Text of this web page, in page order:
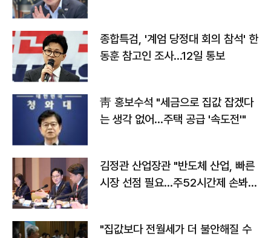
종합특검, '계엄 당정대 회의 참석' 한
동훈 참고인 조사...12일 통보
靑 홍보수석 "세금으로 집값 잡겠다
는 생각 없어…주택 공급 '속도전'"
김정관 산업장관 "반도체 산업, 빠른
시장 선점 필요…주52시간제 손봐
"집값보다 전월세가 더 불안해질 수